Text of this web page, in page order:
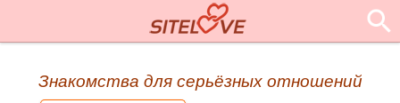
Знакомства для серьёзных отношений